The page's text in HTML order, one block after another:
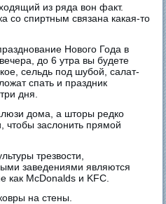
из ряда вон факт.
со спиртным связана какая-то
Нового Года в
до 6 утра вы будете
сельдь под шубой, салат-
спать и праздник
дня.
дома, а шторы редко
чтобы заслонить прямой
трезвости,
заведениями являются
как McDonalds и KFC.
на стены.